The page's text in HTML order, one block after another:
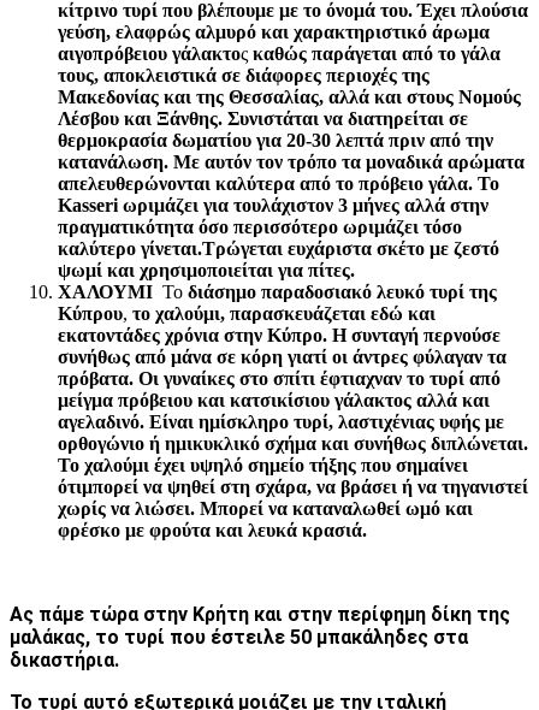
κίτρινο τυρί που βλέπουμε με το όνομά του. Έχει πλούσια
γεύση, ελαφρώς αλμυρό και χαρακτηριστικό άρωμα
αιγοπρόβειου γάλακτος καθώς παράγεται από το γάλα
τους, αποκλειστικά σε διάφορες περιοχές της
Μακεδονίας και της Θεσσαλίας, αλλά και στους Νομούς
Λέσβου και Ξάνθης. Συνιστάται να διατηρείται σε
θερμοκρασία δωματίου για 20-30 λεπτά πριν από την
κατανάλωση. Με αυτόν τον τρόπο τα μοναδικά αρώματα
απελευθερώνονται καλύτερα από το πρόβειο γάλα. Το
Kasseri ωριμάζει για τουλάχιστον 3 μήνες αλλά στην
πραγματικότητα όσο περισσότερο ωριμάζει τόσο
καλύτερο γίνεται.Τρώγεται ευχάριστα σκέτο με ζεστό
ψωμί και χρησιμοποιείται για πίτες.
ΧΑΛΟΥΜΙ Το διάσημο παραδοσιακό λευκό τυρί της
Κύπρου, το χαλούμι, παρασκευάζεται εδώ και
εκατοντάδες χρόνια στην Κύπρο. Η συνταγή περνούσε
συνήθως από μάνα σε κόρη γιατί οι άντρες φύλαγαν τα
πρόβατα. Οι γυναίκες στο σπίτι έφτιαχναν το τυρί από
μείγμα πρόβειου και κατσικίσιου γάλακτος αλλά και
αγελαδινό. Είναι ημίσκληρο τυρί, λαστιχένιας υφής με
ορθογώνιο ή ημικυκλικό σχήμα και συνήθως διπλώνεται.
Το χαλούμι έχει υψηλό σημείο τήξης που σημαίνει
ότιμπορεί να ψηθεί στη σχάρα, να βράσει ή να τηγανιστεί
χωρίς να λιώσει. Μπορεί να καταναλωθεί ωμό και
φρέσκο με φρούτα και λευκά κρασιά.
Ας πάμε τώρα στην Κρήτη και στην περίφημη δίκη της
μαλάκας, το τυρί που έστειλε 50 μπακάληδες στα
δικαστήρια.
Το τυρί αυτό εξωτερικά μοιάζει με την ιταλική